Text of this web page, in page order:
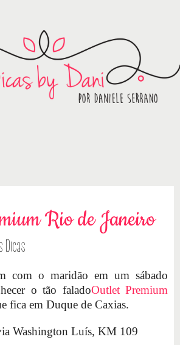
Rio de Janeiro
Dicas
com o maridão em um sábado
o tão faladoOutlet Premium
fica em Duque de Caxias.
Washington Luís, KM 109